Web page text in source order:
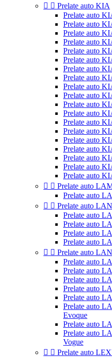
  Prelate auto KIA
Prelate auto
Prelate auto
Prelate auto
Prelate auto
Prelate auto
Prelate auto
Prelate auto
Prelate auto
Prelate auto
Prelate auto
Prelate auto
Prelate auto
Prelate auto
Prelate auto
Prelate auto
Prelate auto
Prelate auto
Prelate auto
Prelate auto
  Prelate auto
Prelate auto
  Prelate auto
Prelate auto
Prelate auto
Prelate auto
Prelate auto
  Prelate auto
Prelate auto
Prelate auto
Prelate auto
Prelate auto
Prelate auto
Prelate auto
Evoque
Prelate auto
Prelate auto
Vogue
  Prelate auto